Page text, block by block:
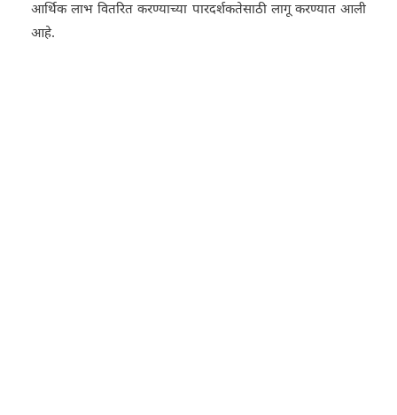
आर्थिक लाभ वितरित करण्याच्या पारदर्शकतेसाठी लागू करण्यात आली
आहे.